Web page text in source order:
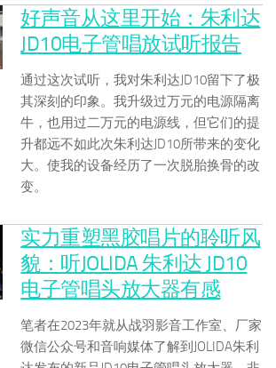
好声音从这里开始：朱利达
JD10电子管唱放试听报告
通过这次试听，我对朱利达JD10留下了极
其深刻的印象。我升级过万元的电源隔离
牛，也用过二万元的电源线，但它们的提
升都远不如此次朱利达JD10所带来的变化
大。使我的设备经历了一次脱胎换骨的改
变。
实力重塑黑胶唱片的聆听风
貌：听JOLIDA 朱利达 JD10
电子管唱头放大器有感
笔者在2023年就从战羽影音工作室、厂家
微信公众号和音响媒体了解到JOLIDA朱利